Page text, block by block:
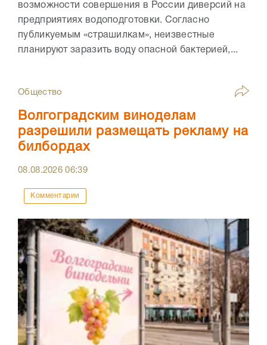
возможности совершения в России диверсий на
предприятиях водоподготовки. Согласно
публикуемым «страшилкам», неизвестные
планируют заразить воду опасной бактерией,...
Общество
Волгоградским виноделам
разрешили размещать рекламу на
билбордах
08.08.202606:39
Комментарии